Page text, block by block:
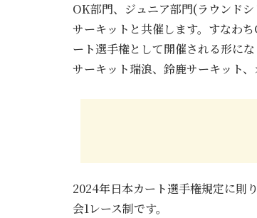
OK部門、ジュニア部門(ラウンド
サーキットと共催します。すなわ
ート選手権として開催される形に
サーキット瑞浪、鈴鹿サーキット
2024年日本カート選手権規定に則
会1レース制です。